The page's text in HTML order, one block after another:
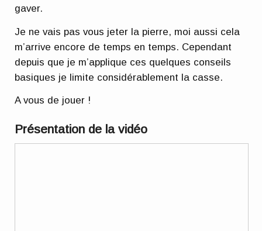
gaver.
Je ne vais pas vous jeter la pierre, moi aussi cela
m’arrive encore de temps en temps. Cependant
depuis que je m’applique ces quelques conseils
basiques je limite considérablement la casse.
A vous de jouer !
Présentation de la vidéo